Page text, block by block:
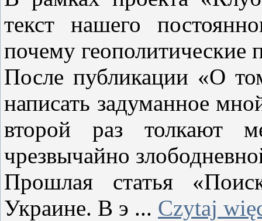
текст нашего
почему
После публикации «О
написать задуманное
второй раз толкают
чрезвычайно
Прошлая статья
Украине. В э ... Czytaj